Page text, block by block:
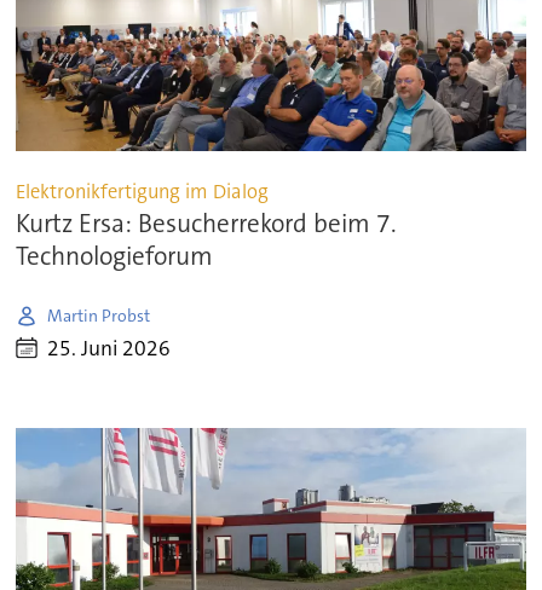
Elektronikfertigung im Dialog
Kurtz Ersa: Besucherrekord beim 7.
Technologieforum
Martin Probst
25. Juni 2026